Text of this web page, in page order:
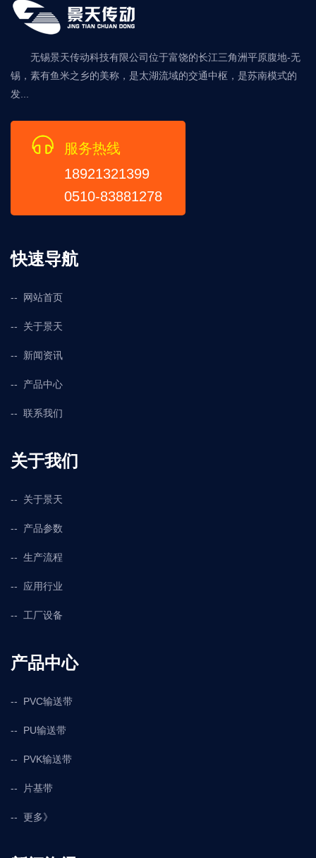
无锡景天传动科技有限公司位于富饶的长江三角洲平原腹地-无
锡，素有鱼米之乡的美称，是太湖流域的交通中枢，是苏南模式的
发...
服务热线
18921321399
0510-83881278
快速导航
网站首页
关于景天
新闻资讯
产品中心
联系我们
关于我们
关于景天
产品参数
生产流程
应用行业
工厂设备
产品中心
PVC输送带
PU输送带
PVK输送带
片基带
更多》